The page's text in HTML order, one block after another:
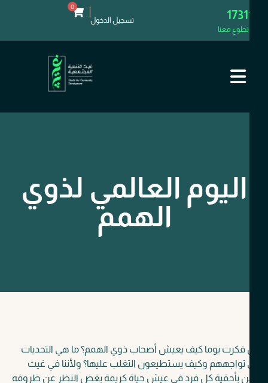
تطوع معنا
تسجيل الدخول
0
اليوم العالمي لذوي
الهمم
يوما كيف يعيش أصحاب ذوي الهمم؟ ما هي التحديات
تواجههم وكيف يستطيعون التغلب عليها؟ ولأننا في غيث
بأحقية كل فرد في عيش حياة كريمة بغض النظر عن ظروفه